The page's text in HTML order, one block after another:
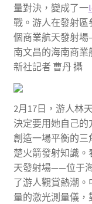
量對決，變成了一
戰。游人在發射
個商業航天發射
南文昌的海南商
新社記者 曹丹 攝
2月17日，游人林
決定要用她自己的
創造一場平衡的
楚火箭發射知識。
天發射場——位于
了游人觀賞熱潮
量的激光測量儀，